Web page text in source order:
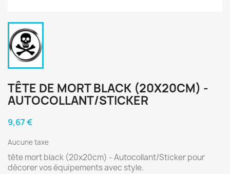
TÊTE DE MORT BLACK (20X20CM) -
AUTOCOLLANT/STICKER
9,67 €
Aucune taxe
tête mort black (20x20cm) - Autocollant/Sticker pour
décorer vos équipements avec style.